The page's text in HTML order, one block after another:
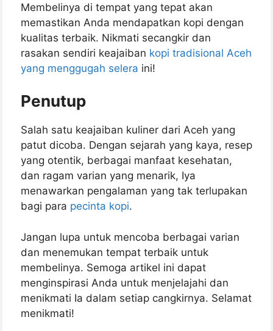
Membelinya di tempat yang tepat akan
memastikan Anda mendapatkan kopi dengan
kualitas terbaik. Nikmati secangkir dan
rasakan sendiri keajaiban kopi tradisional Aceh
yang menggugah selera ini!
Penutup
Salah satu keajaiban kuliner dari Aceh yang
patut dicoba. Dengan sejarah yang kaya, resep
yang otentik, berbagai manfaat kesehatan,
dan ragam varian yang menarik, Iya
menawarkan pengalaman yang tak terlupakan
bagi para pecinta kopi.
Jangan lupa untuk mencoba berbagai varian
dan menemukan tempat terbaik untuk
membelinya. Semoga artikel ini dapat
menginspirasi Anda untuk menjelajahi dan
menikmati Ia dalam setiap cangkirnya. Selamat
menikmati!